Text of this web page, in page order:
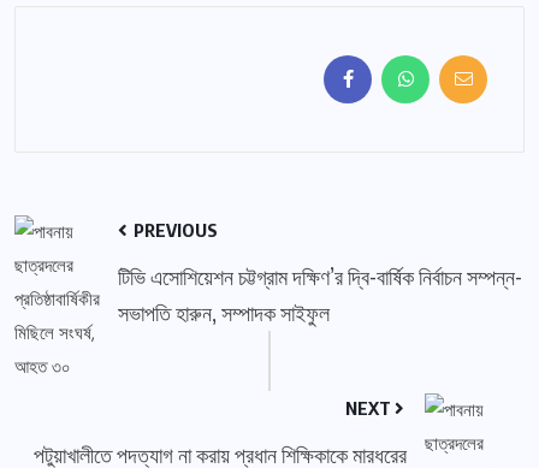
PREVIOUS
টিভি এসোশিয়েশন চট্টগ্রাম দক্ষিণ’র দ্বি-বার্ষিক নির্বাচন সম্পন্ন-
সভাপতি হারুন, সম্পাদক সাইফুল
NEXT
পটুয়াখালীতে পদত্যাগ না করায় প্রধান শিক্ষিকাকে মারধরের